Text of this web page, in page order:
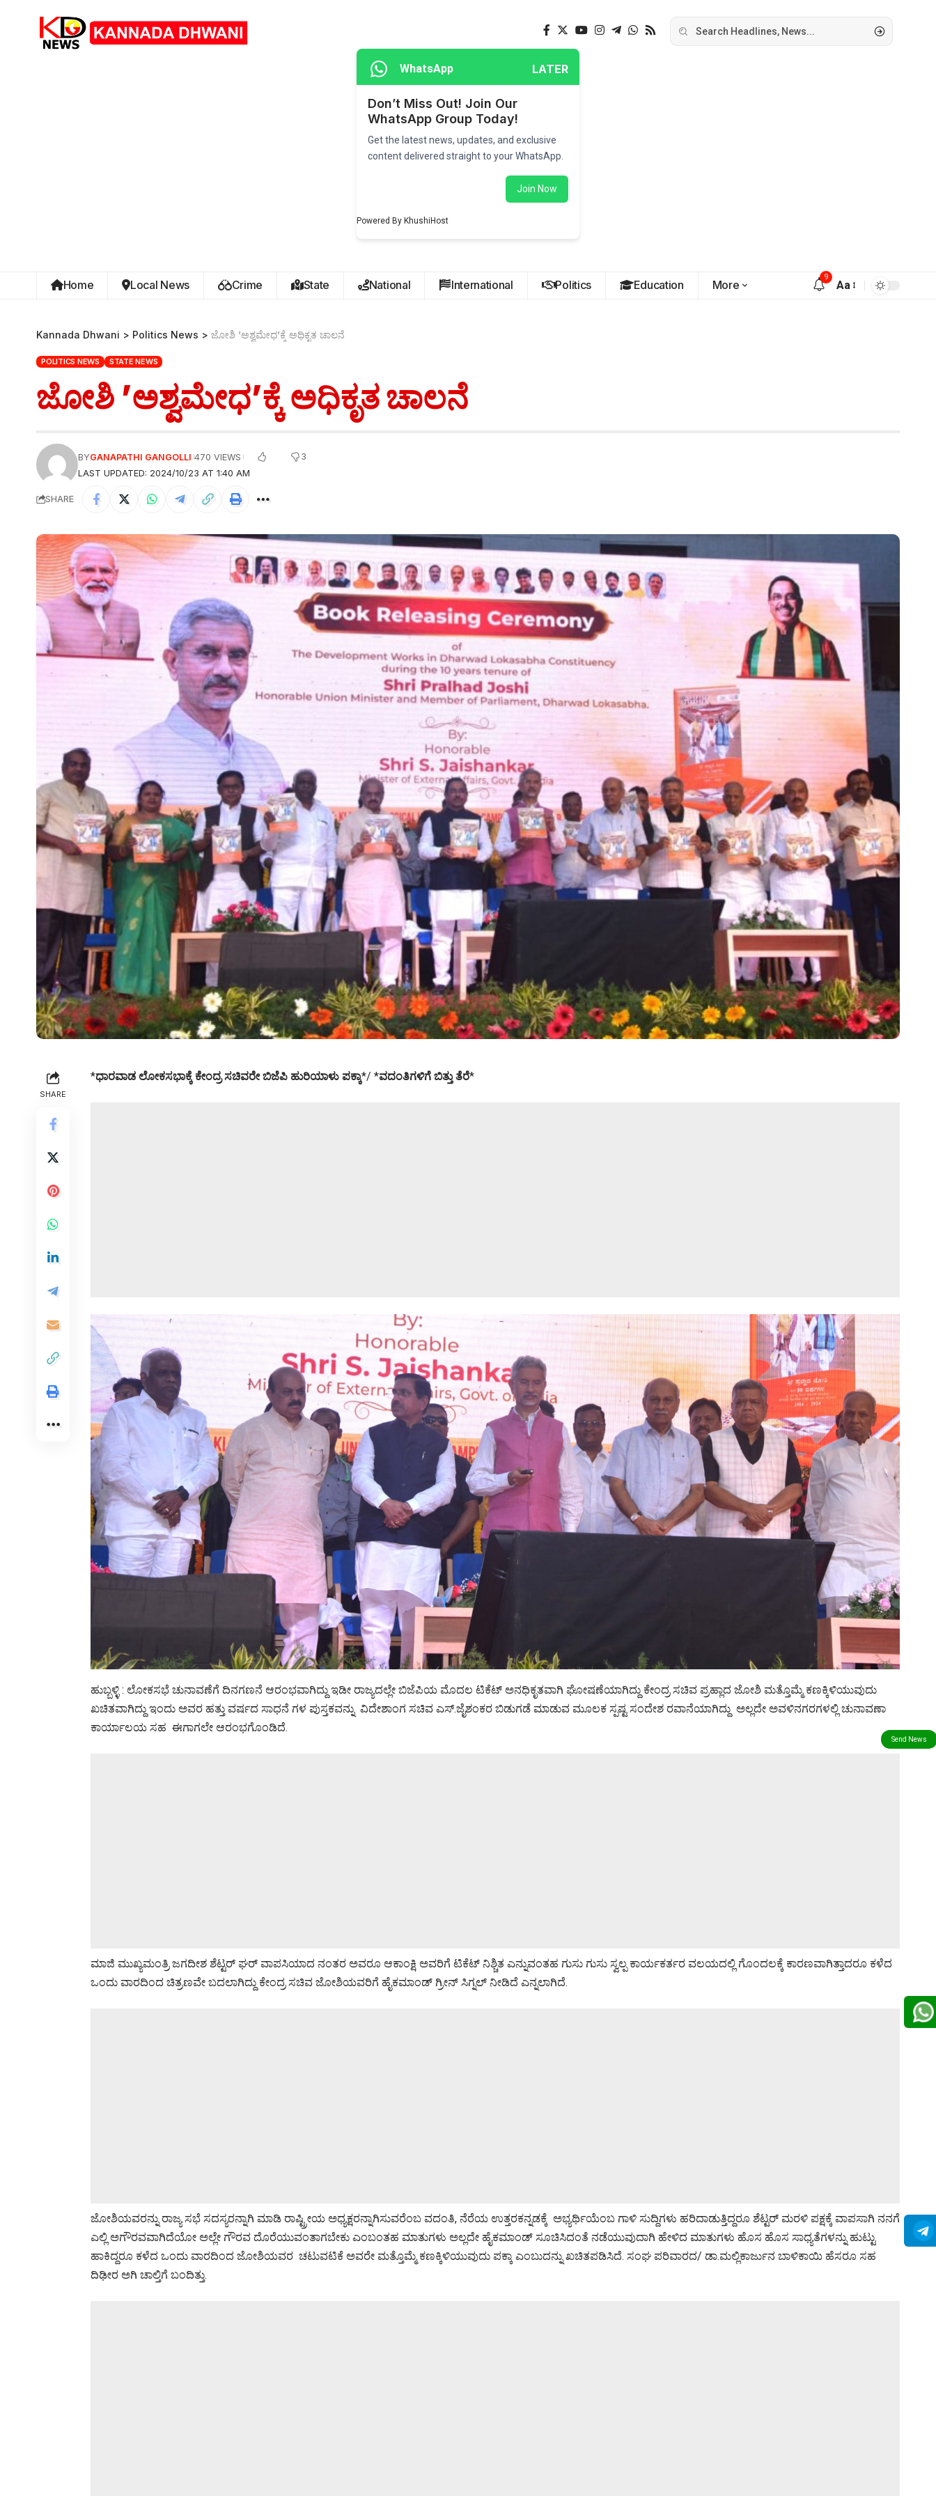
Home Local News Crime State National International Politics Education More
9
Aa
Kannada Dhwani > Politics News > ಜೋಶಿ ’ಅಶ್ವಮೇಧ’ಕ್ಕೆ ಅಧಿಕೃತ ಚಾಲನೆ
POLITICS NEWS STATE NEWS
ಜೋಶಿ ’ಅಶ್ವಮೇಧ’ಕ್ಕೆ ಅಧಿಕೃತ ಚಾಲನೆ
LAST UPDATED: 2024/10/23 AT 1:40 AM
BYGANAPATHI GANGOLLI 470 VIEWS 3
SHARE
SHARE
*ಧಾರವಾಡ ಲೋಕಸಭಾಕ್ಕೆ ಕೇಂದ್ರ ಸಚಿವರೇ ಬಿಜೆಪಿ ಹುರಿಯಾಳು ಪಕ್ಕಾ*/ *ವದಂತಿಗಳಿಗೆ ಬಿತ್ತು ತೆರೆ*
ಹುಬ್ಬಳ್ಳಿ : ಲೋಕಸಭೆ ಚುನಾವಣೆಗೆ ದಿನಗಣನೆ ಆರಂಭವಾಗಿದ್ದು ಇಡೀ ರಾಜ್ಯದಲ್ಲೇ ಬಿಜೆಪಿಯ ಮೊದಲ ಟಿಕೆಟ್ ಅನಧಿಕೃತವಾಗಿ ಘೋಷಣೆಯಾಗಿದ್ದು ಕೇಂದ್ರ ಸಚಿವ ಪ್ರಹ್ಲಾದ ಜೋಶಿ ಮತ್ತೊಮ್ಮೆ ಕಣಕ್ಕಿಳಿಯುವುದು
ಖಚಿತವಾಗಿದ್ದು ಇಂದು ಅವರ ಹತ್ತು ವರ್ಷದ ಸಾಧನೆ ಗಳ ಪುಸ್ತಕವನ್ನು ವಿದೇಶಾಂಗ ಸಚಿವ ಎಸ್.ಜೈಶಂಕರ ಬಿಡುಗಡೆ ಮಾಡುವ ಮೂಲಕ ಸ್ಪಷ್ಟ ಸಂದೇಶ ರವಾನೆಯಾಗಿದ್ದು ಅಲ್ಲದೇ ಅವಳಿನಗರಗಳಲ್ಲಿ ಚುನಾವಣಾ
ಕಾರ್ಯಾಲಯ ಸಹ ಈಗಾಗಲೇ ಆರಂಭಗೊಂಡಿದೆ.
ಮಾಜಿ ಮುಖ್ಯಮಂತ್ರಿ ಜಗದೀಶ ಶೆಟ್ಟರ್ ಘರ್ ವಾಪಸಿಯಾದ ನಂತರ ಅವರೂ ಆಕಾಂಕ್ಷಿ ಅವರಿಗೆ ಟಿಕೆಟ್ ನಿಶ್ಚಿತ ಎನ್ನುವಂತಹ ಗುಸು ಗುಸು ಸ್ವಲ್ಪ ಕಾರ್ಯಕರ್ತರ ವಲಯದಲ್ಲಿ ಗೊಂದಲಕ್ಕೆ ಕಾರಣವಾಗಿತ್ತಾದರೂ ಕಳೆದ
ಒಂದು ವಾರದಿಂದ ಚಿತ್ರಣವೇ ಬದಲಾಗಿದ್ದು ಕೇಂದ್ರ ಸಚಿವ ಜೋಶಿಯವರಿಗೆ ಹೈಕಮಾಂಡ್ ಗ್ರೀನ್ ಸಿಗ್ನಲ್ ನೀಡಿದೆ ಎನ್ನಲಾಗಿದೆ.
ಜೋಶಿಯವರನ್ನು ರಾಜ್ಯ ಸಭೆ ಸದಸ್ಯರನ್ನಾಗಿ ಮಾಡಿ ರಾಷ್ಟ್ರೀಯ ಅಧ್ಯಕ್ಷರನ್ನಾಗಿಸುವರೆಂಬ ವದಂತಿ, ನೆರೆಯ ಉತ್ತರಕನ್ನಡಕ್ಕೆ ಅಭ್ಯರ್ಥಿಯೆಂಬ ಗಾಳಿ ಸುದ್ದಿಗಳು ಹರಿದಾಡುತ್ತಿದ್ದರೂ ಶೆಟ್ಟರ್ ಮರಳಿ ಪಕ್ಷಕ್ಕೆ ವಾಪಸಾಗಿ ನನಗೆ
ಎಲ್ಲಿ ಅಗೌರವವಾಗಿದೆಯೋ ಅಲ್ಲೇ ಗೌರವ ದೊರೆಯುವಂತಾಗಬೇಕು ಎಂಬಂತಹ ಮಾತುಗಳು ಅಲ್ಲದೇ ಹೈಕಮಾಂಡ್ ಸೂಚಿಸಿದಂತೆ ನಡೆಯುವುದಾಗಿ ಹೇಳಿದ ಮಾತುಗಳು ಹೊಸ ಹೊಸ ಸಾಧ್ಯತೆಗಳನ್ನು ಹುಟ್ಟು
ಹಾಕಿದ್ದರೂ ಕಳೆದ ಒಂದು ವಾರದಿಂದ ಜೋಶಿಯವರ ಚಟುವಟಿಕೆ ಅವರೇ ಮತ್ತೊಮ್ಮೆ ಕಣಕ್ಕಿಳಿಯುವುದು ಪಕ್ಕಾ ಎಂಬುದನ್ನು ಖಚಿತಪಡಿಸಿದೆ. ಸಂಘ ಪರಿವಾರದ/ ಡಾ.ಮಲ್ಲಿಕಾರ್ಜುನ ಬಾಳಿಕಾಯಿ ಹೆಸರೂ ಸಹ
ದಿಢೀರ ಅಗಿ ಚಾಲ್ತಿಗೆ ಬಂದಿತ್ತು.
WhatsApp LATER
Don’t Miss Out! Join Our
WhatsApp Group Today!
Get the latest news, updates, and exclusive
content delivered straight to your WhatsApp.
Join Now
Powered By KhushiHost